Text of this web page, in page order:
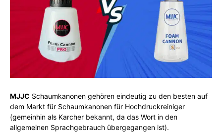
MJJC Schaumkanonen gehören eindeutig zu den besten auf
dem Markt für Schaumkanonen für Hochdruckreiniger
(gemeinhin als Karcher bekannt, da das Wort in den
allgemeinen Sprachgebrauch übergegangen ist).